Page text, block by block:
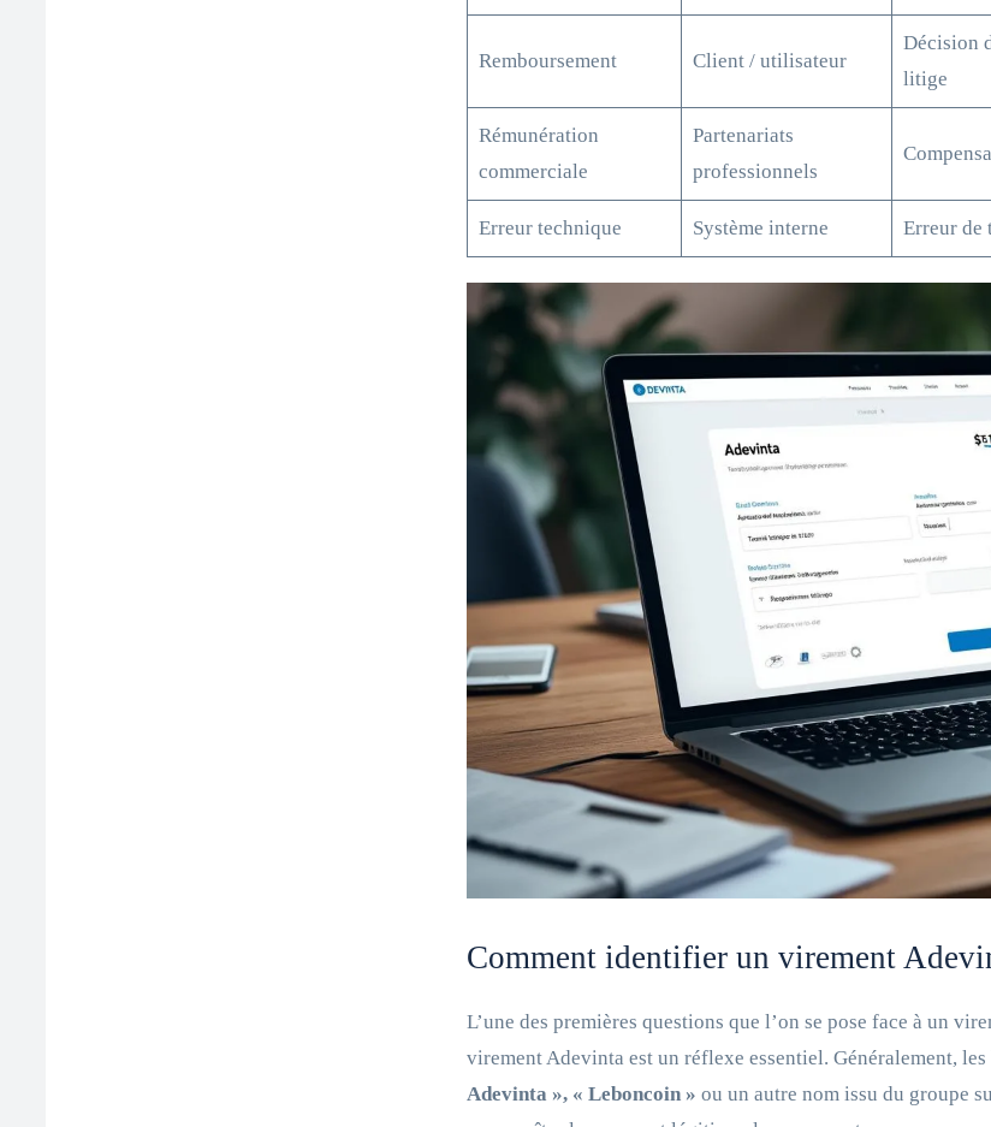
Remboursement Client / utilisateur
Décision
litige
Rémunération
commerciale
Partenariats
professionnels
Erreur technique Système interne Erreur de
Comment identifier un virement
L’une des premières questions que l’on se pose face à un
virement Adevinta est un réflexe essentiel. Généralement,
Adevinta », « Leboncoin » ou un autre nom issu du groupe